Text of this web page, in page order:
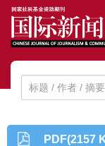
PDF(2157